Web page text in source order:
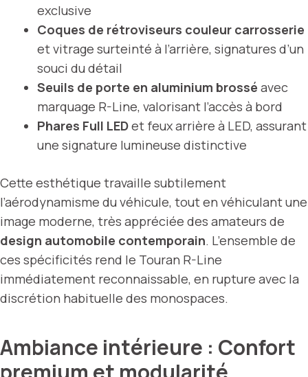
exclusive
Coques de rétroviseurs couleur carrosserie
et vitrage surteinté à l’arrière, signatures d’un
souci du détail
Seuils de porte en aluminium brossé avec
marquage R-Line, valorisant l’accès à bord
Phares Full LEDet feux arrière à LED, assurant
une signature lumineuse distinctive
Cette esthétique travaille subtilement
l’aérodynamisme du véhicule, tout en véhiculant une
image moderne, très appréciée des amateurs de
design automobile contemporain. L’ensemble de
ces spécificités rend le Touran R-Line
immédiatement reconnaissable, en rupture avec la
discrétion habituelle des monospaces.
Ambiance intérieure : Confort